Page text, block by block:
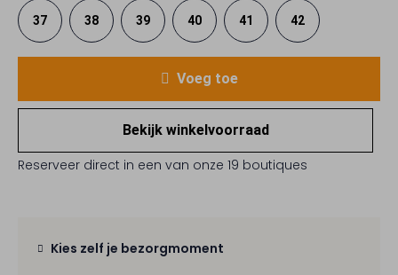
37 38 39 40 41 42
Voeg toe
Bekijk winkelvoorraad
Reserveer direct in een van onze 19 boutiques
Kies zelf je bezorgmoment